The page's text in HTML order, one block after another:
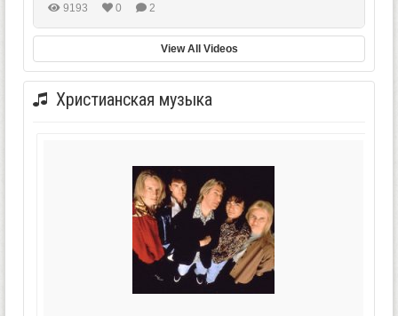
9193 0 2
View All Videos
Христианская музыка